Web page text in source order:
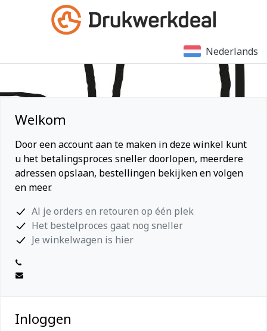
Nederlands
Welkom
Door een account aan te maken in deze winkel kunt
u het betalingsproces sneller doorlopen, meerdere
adressen opslaan, bestellingen bekijken en volgen
en meer.
Al je orders en retouren op één plek
Het bestelproces gaat nog sneller
Je winkelwagen is hier
Inloggen